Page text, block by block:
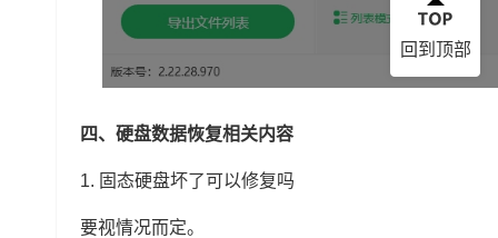
四、硬盘数据恢复相关内容
1. 固态硬盘坏了可以修复吗
要视情况而定。
回到顶部